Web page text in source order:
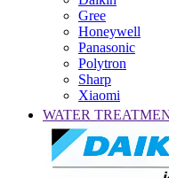
Gree
Honeywell
Panasonic
Polytron
Sharp
Xiaomi
WATER